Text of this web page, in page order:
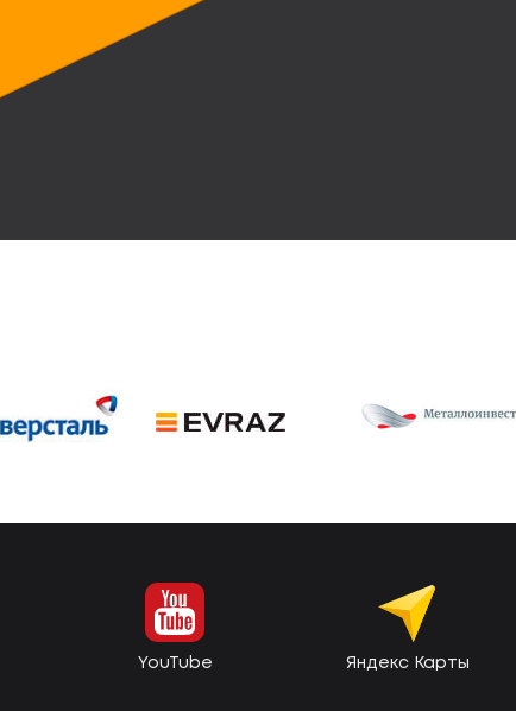
YouTube Яндекс Карты